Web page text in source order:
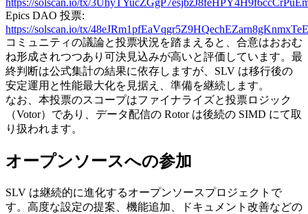
https://solscan.io/tx/
Epics DAO 投票:
https://solscan.io/tx/
コミュニティの議論と投票状況を踏まえると、合意はおおむ
ね形成されつつあり可決見込みが高いと評価しています。最
終判断は公式集計の結果に依存しますが、SLV は移行後の
安定運用と性能最大化を見据え、準備を継続します。
なお、本投票のスコープはファイナライズと投票ロジック
（Votor）であり、データ配信の Rotor は後続の SIMD にて取
り扱われます。
オープンソースへの参加
SLV は継続的に進化するオープンソースプロジェクトで
す。高度な設定の提案、機能追加、ドキュメント改善などの